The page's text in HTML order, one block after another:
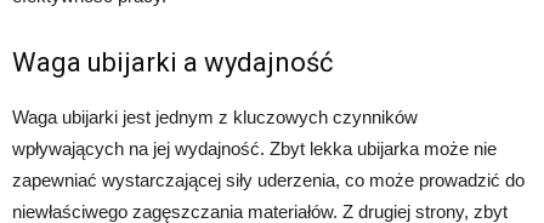
Waga ubijarki a wydajność
Waga ubijarki jest jednym z kluczowych czynników
wpływających na jej wydajność. Zbyt lekka ubijarka może nie
zapewniać wystarczającej siły uderzenia, co może prowadzić do
niewłaściwego zagęszczania materiałów. Z drugiej strony, zbyt